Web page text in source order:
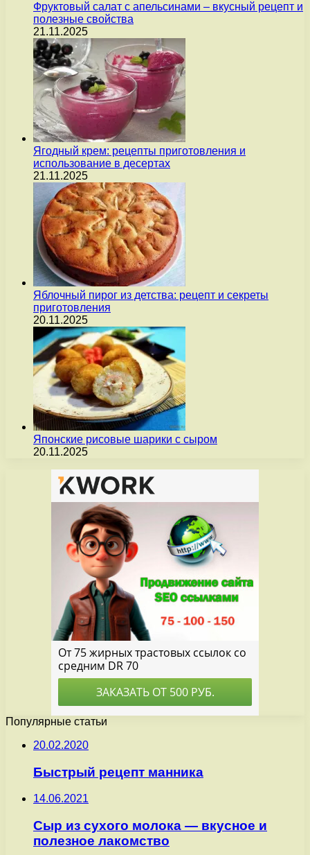
Фруктовый салат с апельсинами – вкусный рецепт и
полезные свойства
21.11.2025
Ягодный крем: рецепты приготовления и
использование в десертах
21.11.2025
Яблочный пирог из детства: рецепт и секреты
приготовления
20.11.2025
Японские рисовые шарики с сыром
20.11.2025
Популярные статьи
20.02.2020
Быстрый рецепт манника
14.06.2021
Сыр из сухого молока — вкусное и
полезное лакомство